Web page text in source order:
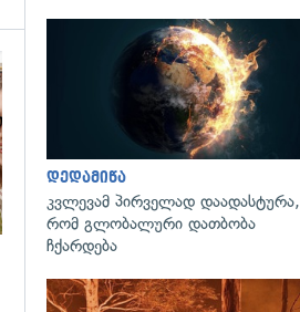
დედამიწა
კვლევამ პირველად დაადასტურა,
რომ გლობალური დათბობა
ჩქარდება